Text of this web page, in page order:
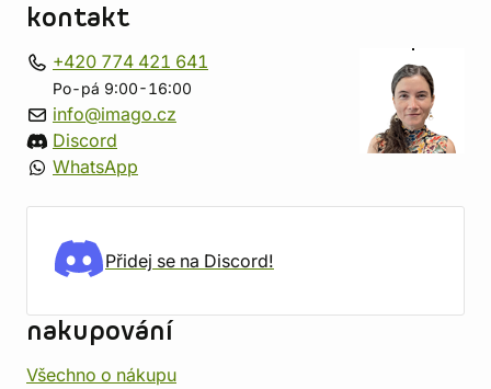
kontakt
+420 774 421 641
Po-pá 9:00-16:00
info@imago.cz
Discord
WhatsApp
Přidej se na Discord!
nakupování
Všechno o nákupu